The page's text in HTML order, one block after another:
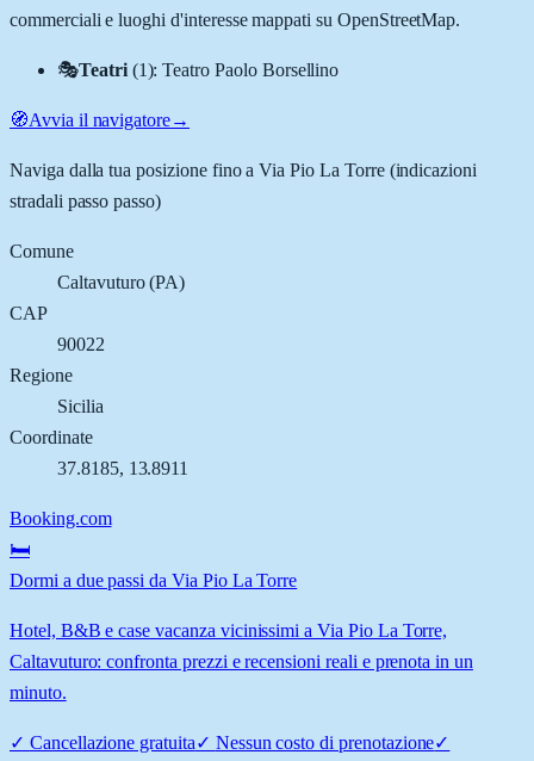
commerciali e luoghi d'interesse mappati su OpenStreetMap.
🎭Teatri (1):Teatro Paolo Borsellino
🧭Avvia il navigatore→
Naviga dalla tua posizione fino aVia Pio La Torre(indicazioni
stradali passo passo)
Comune
Caltavuturo(PA)
CAP
90022
Regione
Sicilia
Coordinate
37.8185, 13.8911
Booking.com
🛏️
Dormi a due passi da Via Pio La Torre
Hotel, B&B e case vacanza vicinissimi a Via Pio La Torre,
Caltavuturo: confronta prezzi e recensioni reali e prenota in un
minuto.
✓ Cancellazione gratuita✓ Nessun costo di prenotazione✓